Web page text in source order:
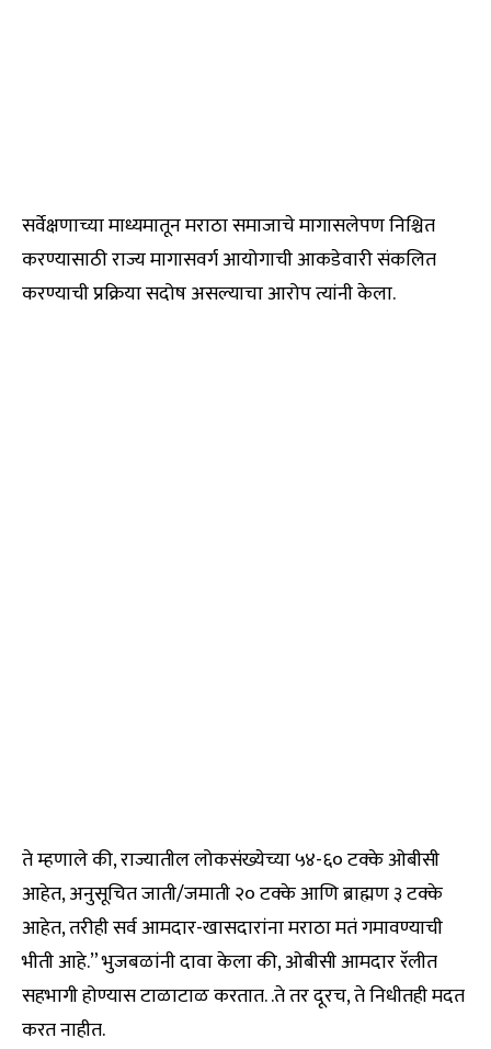
सर्वेक्षणाच्या माध्यमातून मराठा समाजाचे मागासलेपण निश्चित
करण्यासाठी राज्य मागासवर्ग आयोगाची आकडेवारी संकलित
करण्याची प्रक्रिया सदोष असल्याचा आरोप त्यांनी केला.
ते म्हणाले की, राज्यातील लोकसंख्येच्या ५४-६० टक्के ओबीसी
आहेत, अनुसूचित जाती/जमाती २० टक्के आणि ब्राह्मण ३ टक्के
आहेत, तरीही सर्व आमदार-खासदारांना मराठा मतं गमावण्याची
भीती आहे.” भुजबळांनी दावा केला की, ओबीसी आमदार रॅलीत
सहभागी होण्यास टाळाटाळ करतात. .ते तर दूरच, ते निधीतही मदत
करत नाहीत.